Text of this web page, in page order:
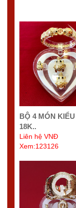
BỘ 4 MÓN
18K..
Liên hệ VNĐ
Xem:123126